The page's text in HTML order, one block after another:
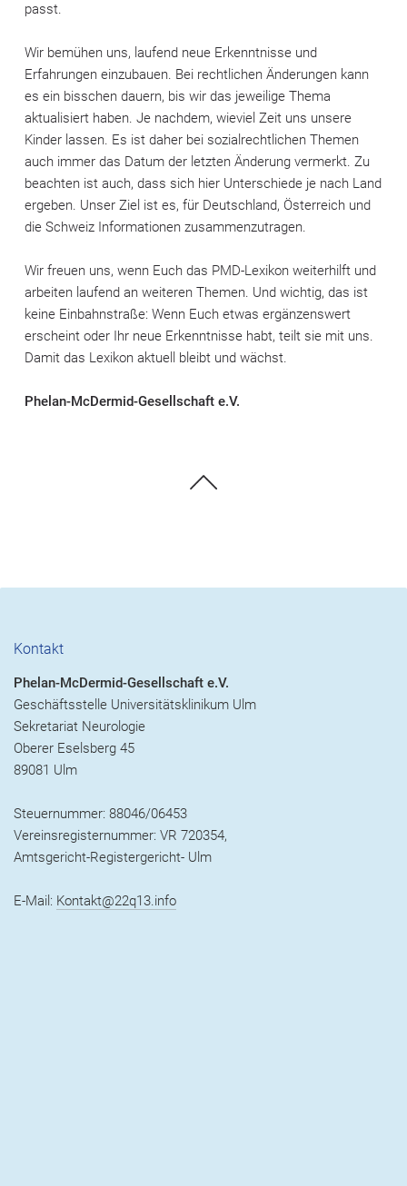
passt.
Wir bemühen uns, laufend neue Erkenntnisse und
Erfahrungen einzubauen. Bei rechtlichen Änderungen kann
es ein bisschen dauern, bis wir das jeweilige Thema
aktualisiert haben. Je nachdem, wieviel Zeit uns unsere
Kinder lassen. Es ist daher bei sozialrechtlichen Themen
auch immer das Datum der letzten Änderung vermerkt. Zu
beachten ist auch, dass sich hier Unterschiede je nach Land
ergeben. Unser Ziel ist es, für Deutschland, Österreich und
die Schweiz Informationen zusammenzutragen.
Wir freuen uns, wenn Euch das PMD-Lexikon weiterhilft und
arbeiten laufend an weiteren Themen. Und wichtig, das ist
keine Einbahnstraße: Wenn Euch etwas ergänzenswert
erscheint oder Ihr neue Erkenntnisse habt, teilt sie mit uns.
Damit das Lexikon aktuell bleibt und wächst.
Phelan-McDermid-Gesellschaft e.V.
Kontakt
Phelan-McDermid-Gesellschaft e.V.
Geschäftsstelle Universitätsklinikum Ulm
Sekretariat Neurologie
Oberer Eselsberg 45
89081 Ulm
Steuernummer: 88046/06453
Vereinsregisternummer: VR 720354,
Amtsgericht-Registergericht- Ulm
E-Mail: Kontakt@22q13.info